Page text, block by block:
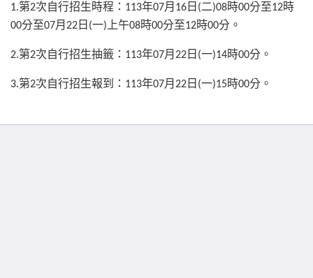
1.第2次自行招生時程： 113年07月 16 日 (二)08時00分至12時
00分至07月 22 日 (一) 上午08時00分至12時00分。
2.第2次自行招生抽籤： 113年07月 22 日 (一)14時00分。
3.第2次自行招生報到： 113年07月 22 日 (一)15時00分。